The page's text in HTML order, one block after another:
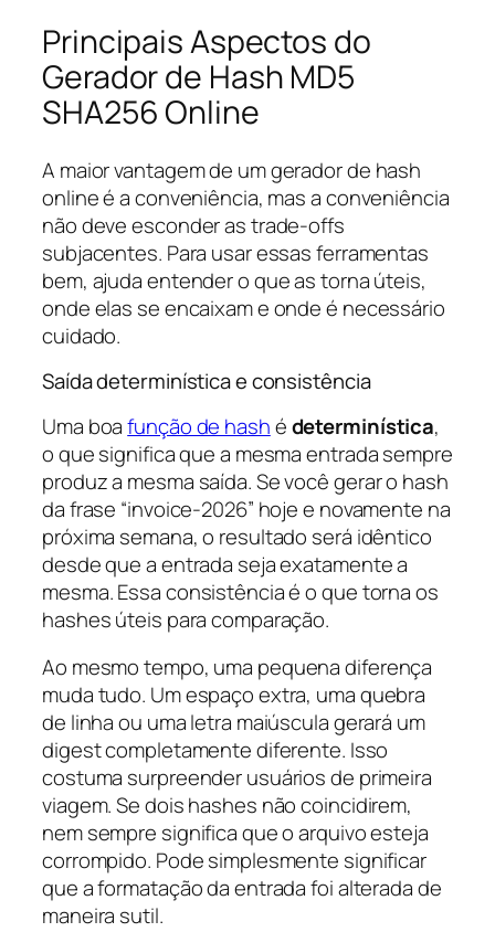
Principais Aspectos do
Gerador de Hash MD5
SHA256 Online
A maior vantagem de um gerador de hash
online é a conveniência, mas a conveniência
não deve esconder as trade-offs
subjacentes. Para usar essas ferramentas
bem, ajuda entender o que as torna úteis,
onde elas se encaixam e onde é necessário
cuidado.
Saída determinística e consistência
Uma boafunção de hashédeterminística,
o que significa que a mesma entrada sempre
produz a mesma saída. Se você gerar o hash
da frase “invoice-2026” hoje e novamente na
próxima semana, o resultado será idêntico
desde que a entrada seja exatamente a
mesma. Essa consistência é o que torna os
hashes úteis para comparação.
Ao mesmo tempo, uma pequena diferença
muda tudo. Um espaço extra, uma quebra
de linha ou uma letra maiúscula gerará um
digest completamente diferente. Isso
costuma surpreender usuários de primeira
viagem. Se dois hashes não coincidirem,
nem sempre significa que o arquivo esteja
corrompido. Pode simplesmente significar
que a formatação da entrada foi alterada de
maneira sutil.